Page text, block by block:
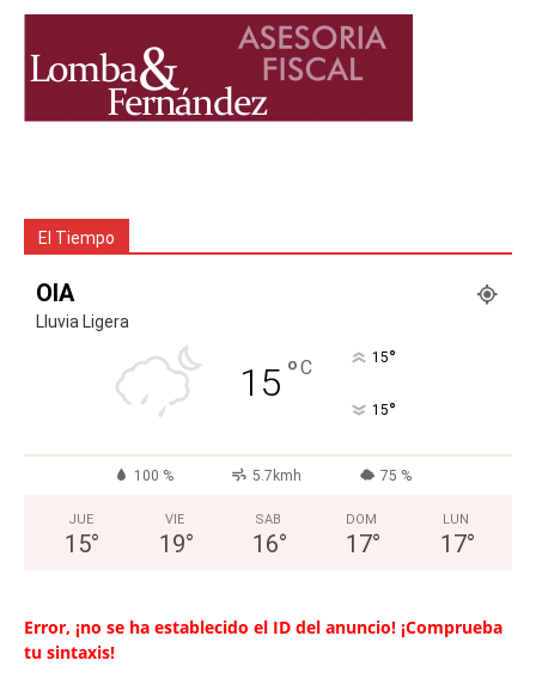
El Tiempo
OIA
Lluvia Ligera
15 °C 15°
15°
100 % 5.7kmh 75 %
JUE
15°
VIE
19°
SAB
16°
DOM
17°
LUN
17°
Error, ¡no se ha establecido el ID del anuncio! ¡Comprueba
tu sintaxis!